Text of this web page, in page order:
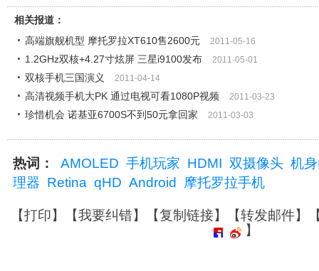
相关报道：
高端旗舰机型 摩托罗拉XT610售2600元
2011-05-16
1.2GHz双核+4.27寸炫屏 三星i9100发布 2011-05-01
双核手机三国演义 2011-04-14
高清视频手机大PK 通过电视可看1080P视频 2011-03-23
珍惜机会 诺基亚6700S不到50元拿回家 2011-03-03
热词： AMOLED 手机玩家 HDMI 双摄像头 机
理器 Retina qHD Android 摩托罗拉手机
【打印】【我要纠错】【复制链接】【转发邮件】
】